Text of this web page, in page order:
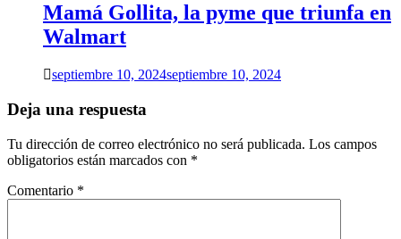
Mamá Gollita, la pyme que triunfa en
Walmart
septiembre 10, 2024septiembre 10, 2024
Deja una respuesta
Tu dirección de correo electrónico no será publicada. Los campos
obligatorios están marcados con *
Comentario *